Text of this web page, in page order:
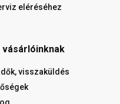
eléréséhez
visszaküldés